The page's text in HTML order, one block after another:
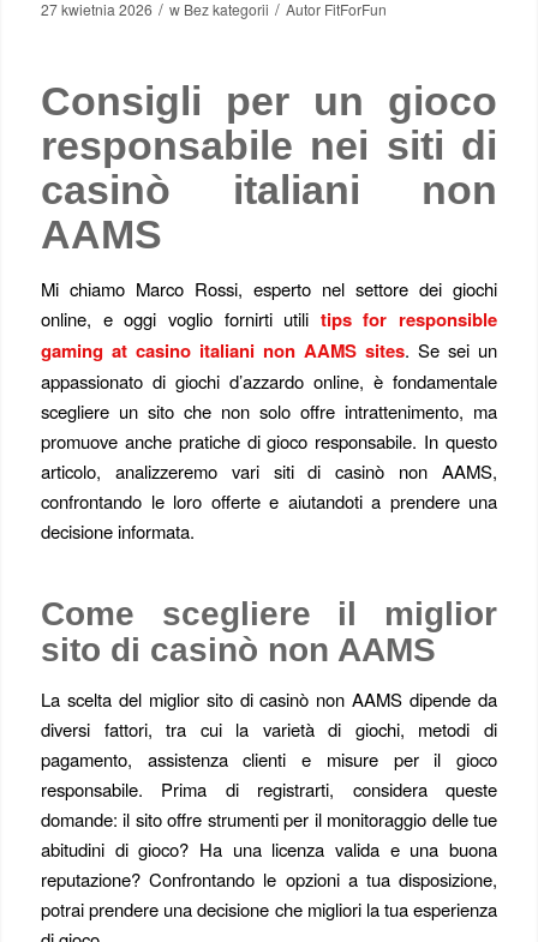
27 kwietnia 2026 / w Bez kategorii / Autor FitForFun
Consigli per un gioco
responsabile nei siti di
casinò italiani non
AAMS
Mi chiamo Marco Rossi, esperto nel settore dei giochi
online, e oggi voglio fornirti utili tips for responsible
gaming at casino italiani non AAMS sites. Se sei un
appassionato di giochi d’azzardo online, è fondamentale
scegliere un sito che non solo offre intrattenimento, ma
promuove anche pratiche di gioco responsabile. In questo
articolo, analizzeremo vari siti di casinò non AAMS,
confrontando le loro offerte e aiutandoti a prendere una
decisione informata.
Come scegliere il miglior
sito di casinò non AAMS
La scelta del miglior sito di casinò non AAMS dipende da
diversi fattori, tra cui la varietà di giochi, metodi di
pagamento, assistenza clienti e misure per il gioco
responsabile. Prima di registrarti, considera queste
domande: il sito offre strumenti per il monitoraggio delle tue
abitudini di gioco? Ha una licenza valida e una buona
reputazione? Confrontando le opzioni a tua disposizione,
potrai prendere una decisione che migliori la tua esperienza